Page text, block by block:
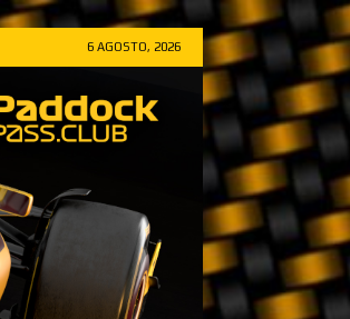
6 AGOSTO, 2026